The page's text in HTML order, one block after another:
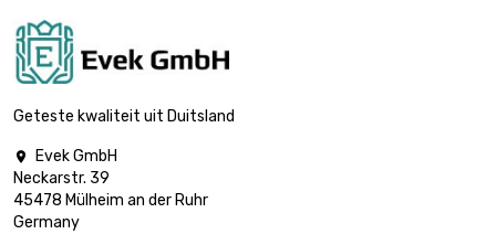
lengte : 0.5 Meter
breedte : 30mm
lengte : 1 Meter
Dikte / sterkte :
0.5mm
Geteste kwaliteit uit Duitsland

Evek GmbH
Neckarstr. 39
45478 Mülheim an der Ruhr
Germany